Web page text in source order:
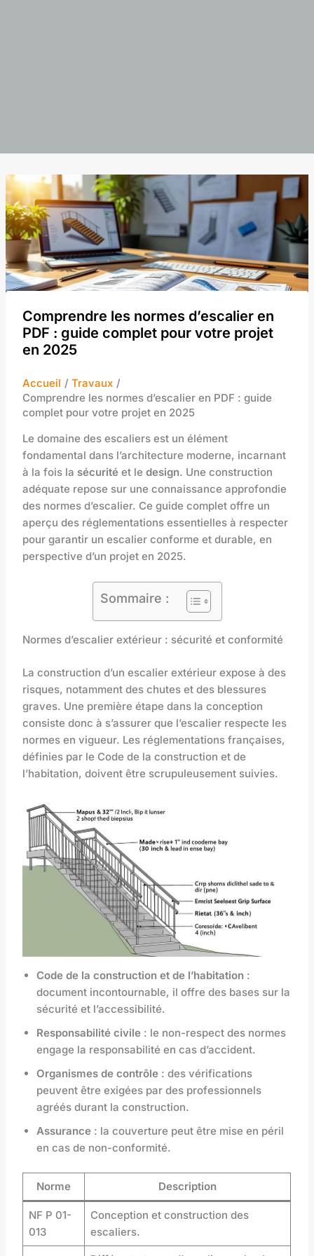
Comprendre les normes d’escalier en
PDF : guide complet pour votre projet
en 2025
Accueil
Travaux
Comprendre les normes d’escalier en PDF : guide
complet pour votre projet en 2025
Le domaine des escaliers est un élément
fondamental dans l’architecture moderne, incarnant
à la fois la sécurité et ledesign. Une construction
adéquate repose sur une connaissance approfondie
des normes d’escalier. Ce guide complet offre un
aperçu des réglementations essentielles à respecter
pour garantir un escalier conforme et durable, en
perspective d’un projet en 2025.
Sommaire :
Normes d’escalier extérieur : sécurité et conformité
La construction d’un escalier extérieur expose à des
risques, notamment des chutes et des blessures
graves. Une première étape dans la conception
consiste donc à s’assurer que l’escalier respecte les
normes en vigueur. Les réglementations françaises,
définies par le Code de la construction et de
l’habitation, doivent être scrupuleusement suivies.
Code de la construction et de l’habitation :
document incontournable, il offre des bases sur la
sécurité et l’accessibilité.
Responsabilité civile : le non-respect des normes
engage la responsabilité en cas d’accident.
Organismes de contrôle : des vérifications
peuvent être exigées par des professionnels
agréés durant la construction.
Assurance : la couverture peut être mise en péril
en cas de non-conformité.
Norme Description
NF P 01-
013
Conception et construction des
escaliers.